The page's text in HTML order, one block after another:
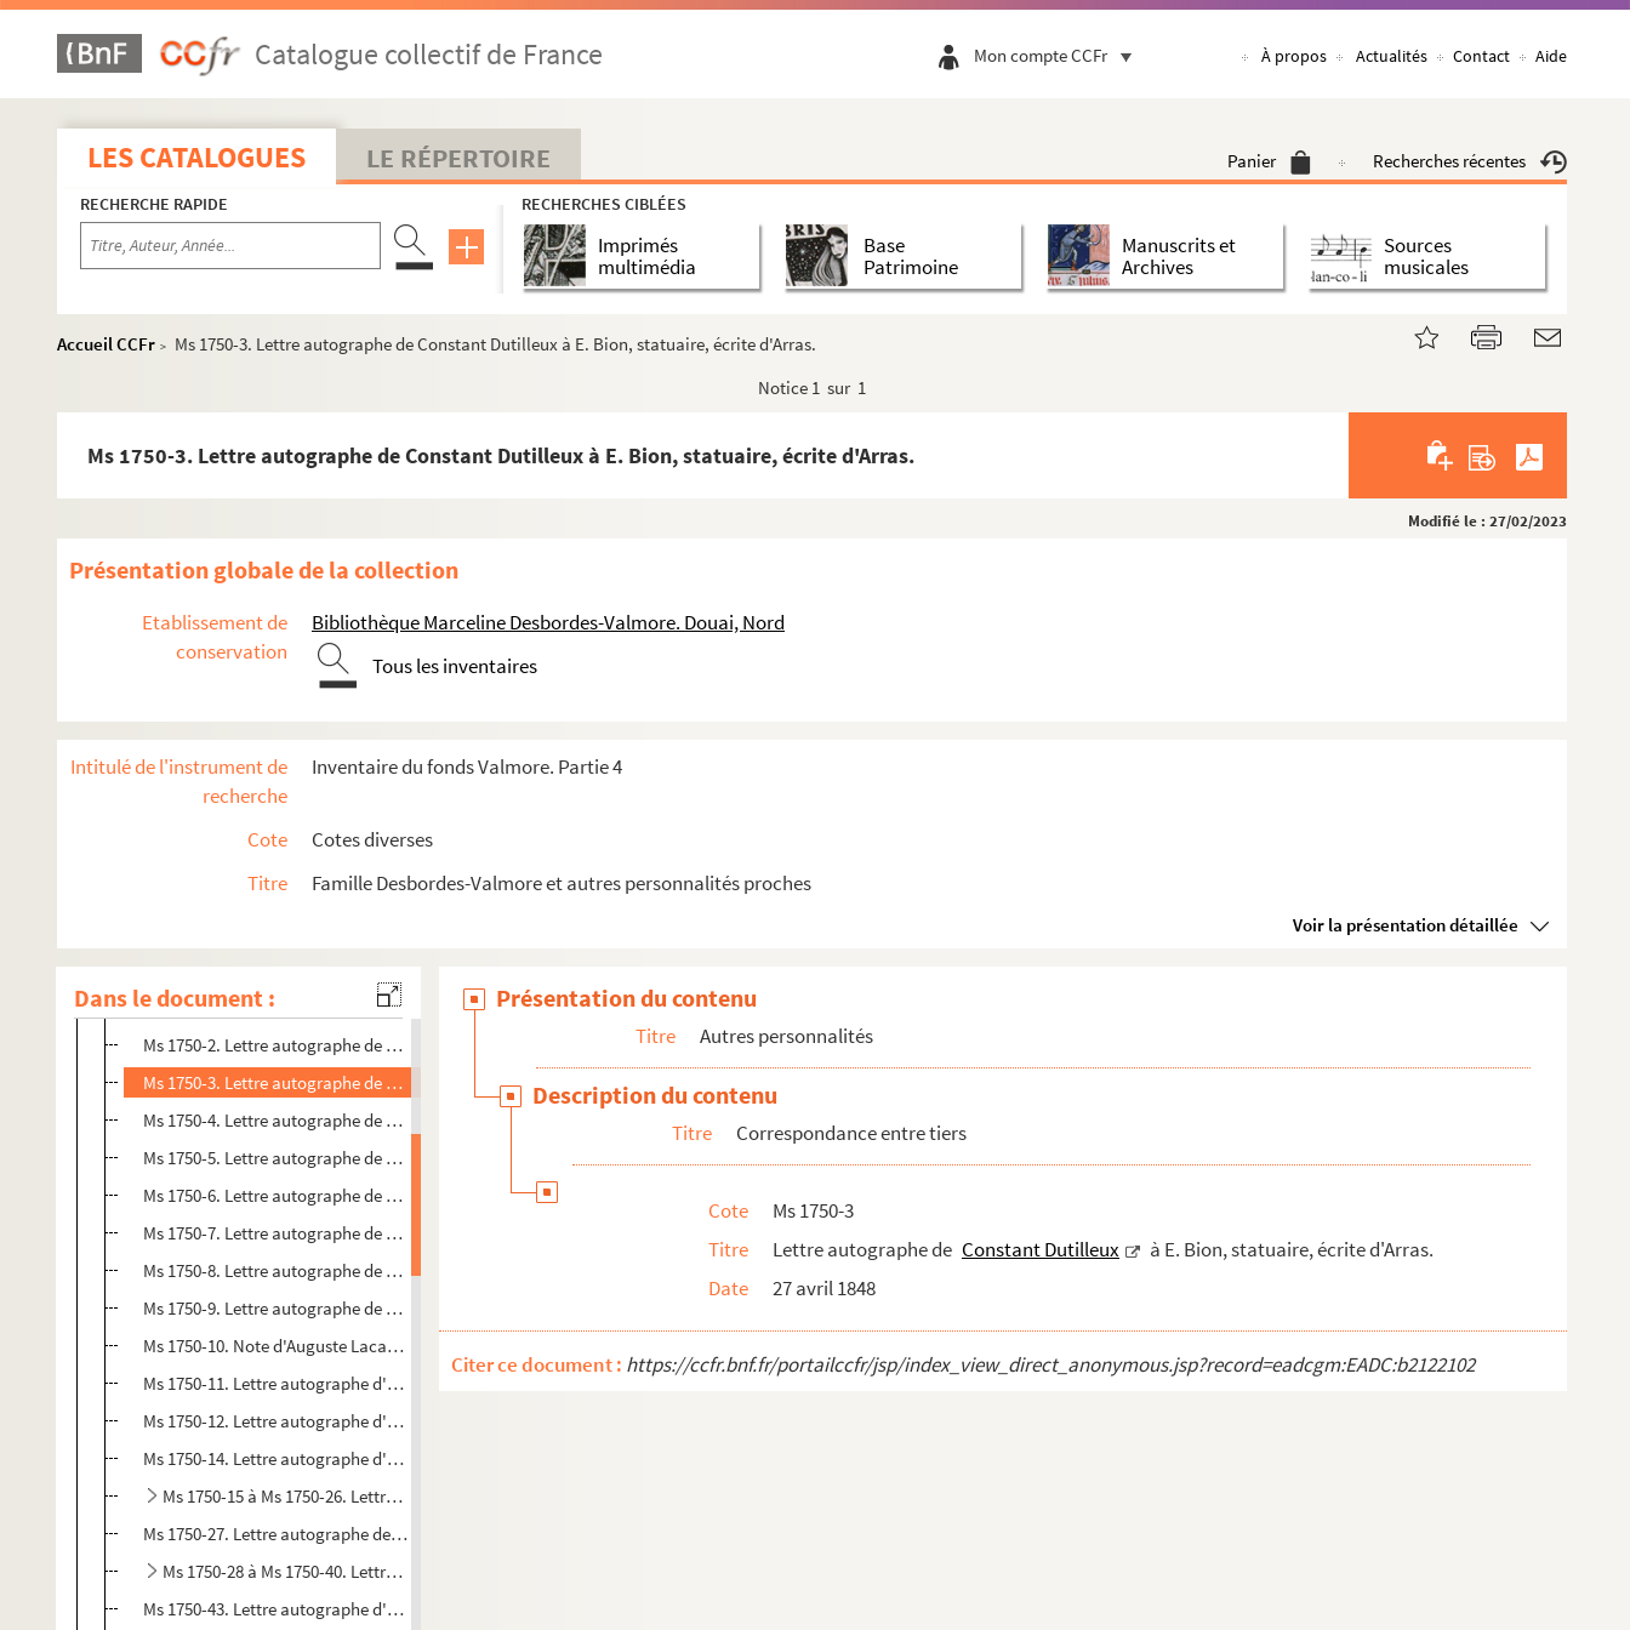
Catalogue collectif de France Mon compte CCFr À propos Actualités Contact Aide
LES CATALOGUES LE RÉPERTOIRE Panier Recherches récentes
RECHERCHE RAPIDE RECHERCHES CIBLÉES
Imprimés
multimédia
Base
Patrimoine
Manuscrits et
Archives
Sources
musicales
Accueil CCFr >
Ms 1750-3. Lettre autographe de Constant Dutilleux à E. Bion, statuaire, écrite d'Arras.
Notice 1 sur 1
Ms 1750-3. Lettre autographe de Constant Dutilleux à E. Bion, statuaire, écrite d'Arras.
Modifié le : 27/02/2023
Présentation globale de la collection
Etablissement de
conservation
Bibliothèque Marceline Desbordes-Valmore. Douai, Nord
Tous les inventaires
Intitulé de l'instrument de
recherche
Inventaire du fonds Valmore. Partie 4
Cote
Cotes diverses
Titre
Famille Desbordes-Valmore et autres personnalités proches
Voir la présentation détaillée
Dans le document :
Prosper Valmore
Hippolyte Valmore
Autres personnalités
Ms 1419-19. Duthillœul, Hippolyte-Romain. Lettre autographe signée à André Taranget. Douai.
Ms 1542-1-332. Copie de lettre de Claude Turpault au Dr. Veyne datée du 7 mai 1869
Ms 1542-2-381. Copie de lettre de Charles Pougens à Pauline Duchambge datée du 28 mai 1822
Ms 1542-2-486. Copie de lettre d'A. Asselin, maire de Douai, à M. Constant Petit datée du 11 mai 1866
Ms 1575. Correspondance entre M. Eugène Abraham et Mr Henry Pinard
Ms 1627. Lettre autographe de Palmyre Bra à Hyacinthe Buisset
Ms 1633. Lettres autographes de Nicolas Martin du Nord
Ms 1750-1. Lettre autographe de Lucien Descaves à un destinataire non identifié, probablement Boyer d'Agen, écr...
Ms 1750-2. Lettre autographe de Constant Dutilleux à Alfred Robaut, écrite de Paris
Ms 1750-3. Lettre autographe de Constant Dutilleux à E. Bion, statuaire, écrite d'Arras.
Ms 1750-4. Lettre autographe de Constant Dutilleux à Alfred Robaut, écrite de Paris
Ms 1750-5. Lettre autographe de Maurice Caullery à un destinataire non identifié, écrite de Vienne (Autriche)
Ms 1750-6. Lettre autographe de Mme Maurice Caullery à un douaisien inconnu
Ms 1750-7. Lettre autographe de Théophile Bra à Hippolyte-Romain Duthilloeul, juge de paix à Douai
Ms 1750-8. Lettre autographe de Théophile Bra à Monsieur Delsart
Ms 1750-9. Lettre autographe de Théophile Bra à Monsieur Lemaire, statuaire
Ms 1750-10. Note d'Auguste Lacaussade à un destinataire non identifié et écrite de Paris.
Ms 1750-11. Lettre autographe d'Alfred Robaut à un inconnu et écrite de Paris
Ms 1750-12. Lettre autographe d'Alfred Robaut à un inconnu et écrite de Paris
Ms 1750-14. Lettre autographe d'André-Joseph-Ghislain Leglay, archiviste du département du Nord, à M. de Campign...
Ms 1750-15 à Ms 1750-26. Lettres autographes de De Campigneulles à M. Leglay
Ms 1750-27. Lettre autographe de M. Dureau à M. Leglay et écrite de Lille
Ms 1750-28 à Ms 1750-40. Lettres autographes de Louis Cousin à M. Leglay
Ms 1750-43. Lettre autographe d'Armand Sauzet à Lucien Baude et écrite de Clermont-Ferrand
Présentation du contenu
Titre Autres personnalités
Description du contenu
Titre Correspondance entre tiers
Cote
Ms 1750-3
Titre
Lettre autographe de Constant Dutilleux
à E. Bion, statuaire, écrite d'Arras.
Date
27 avril 1848
Citer ce document : https://ccfr.bnf.fr/portailccfr/jsp/index_view_direct_anonymous.jsp?record=eadcgm:EADC:b2122102